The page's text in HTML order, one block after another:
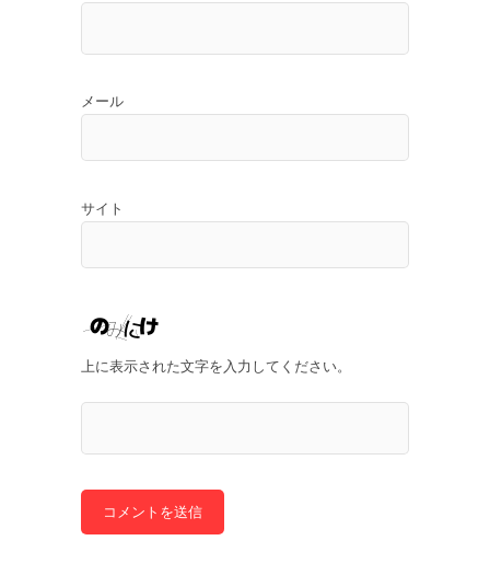
メール
サイト
上に表示された文字を入力してください。